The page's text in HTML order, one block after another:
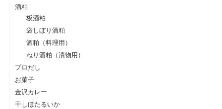
酒粕
板酒粕
袋しぼり酒粕
酒粕（料理用）
ねり酒粕（漬物用）
プロだし
お菓子
金沢カレー
干しほたるいか